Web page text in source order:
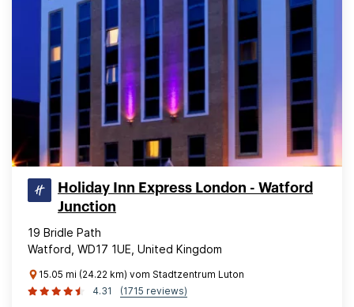
Holiday Inn Express London - Watford
Junction
19 Bridle Path
Watford, WD17 1UE, United Kingdom
15.05 mi (24.22 km) vom Stadtzentrum Luton
4.31
(1715 reviews)